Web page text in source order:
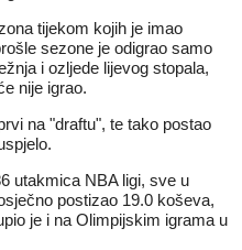
tijekom kojih je imao
sezone je odigrao samo
i ozljede lijevog stopala,
nije igrao.
na "draftu", te tako postao
utakmica NBA ligi, sve u
postizao 19.0 koševa,
je i na Olimpijskim igrama u